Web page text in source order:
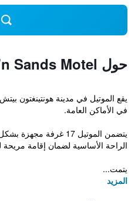
حول Sun'n Sands Motel
يقع الموتيل في مدينة هونتينغتون
في الأماكن العامة.
يتضمن الموتيل 17
الراحة الأساسية لضمان إقامة مريحة
يتمت...
المزيد